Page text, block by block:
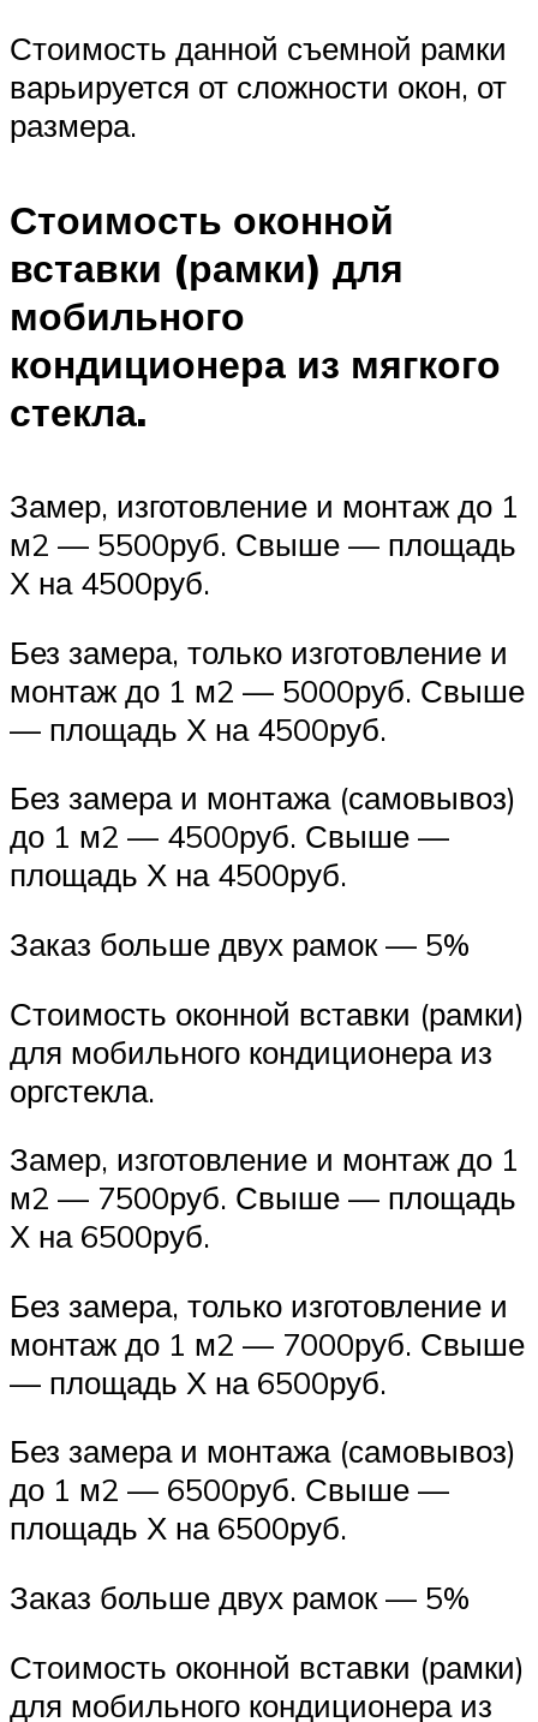
Стоимость данной съемной рамки
варьируется от сложности окон, от
размера.
Стоимость оконной
вставки (рамки) для
мобильного
кондиционера из мягкого
стекла.
Замер, изготовление и монтаж до 1
м2 — 5500руб. Свыше — площадь
Х на 4500руб.
Без замера, только изготовление и
монтаж до 1 м2 — 5000руб. Свыше
— площадь Х на 4500руб.
Без замера и монтажа (самовывоз)
до 1 м2 — 4500руб. Свыше —
площадь Х на 4500руб.
Заказ больше двух рамок — 5%
Стоимость оконной вставки (рамки)
для мобильного кондиционера из
оргстекла.
Замер, изготовление и монтаж до 1
м2 — 7500руб. Свыше — площадь
Х на 6500руб.
Без замера, только изготовление и
монтаж до 1 м2 — 7000руб. Свыше
— площадь Х на 6500руб.
Без замера и монтажа (самовывоз)
до 1 м2 — 6500руб. Свыше —
площадь Х на 6500руб.
Заказ больше двух рамок — 5%
Стоимость оконной вставки (рамки)
для мобильного кондиционера из